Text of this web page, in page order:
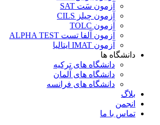
آزمون سَت SAT
آزمون چیلز CILS‌
آزمون TOLC
آزمون آلفا تست ALPHA TEST
آزمون IMAT ایتالیا
دانشگاه ها
دانشگاه های ترکیه
دانشگاه های آلمان
دانشگاه های فرانسه
بلاگ
انجمن
تماس با ما